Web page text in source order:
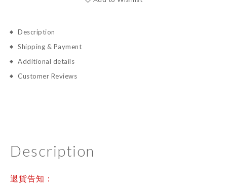
Description
Shipping & Payment
Additional details
Customer Reviews
Description
退貨告知：